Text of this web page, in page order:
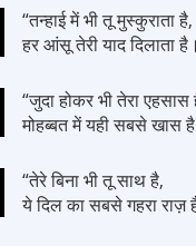
“तन्हाई में भी तू मुस्कुराता है,
हर आंसू तेरी याद दिलाता
“जुदा होकर भी तेरा एहसास
मोहब्बत में यही सबसे खास
“तेरे बिना भी तू साथ है,
ये दिल का सबसे गहरा राज़